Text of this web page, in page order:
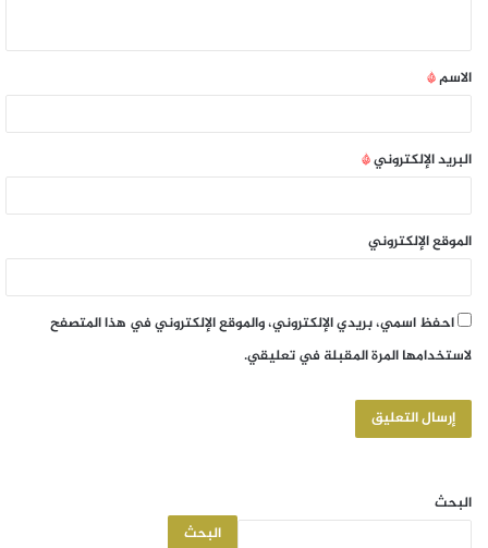
الاسم*
البريد الإلكتروني*
الموقع الإلكتروني
احفظ اسمي، بريدي الإلكتروني، والموقع الإلكتروني في هذا المتصفح
لاستخدامها المرة المقبلة في تعليقي.
البحث
البحث